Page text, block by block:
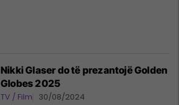
Nikki Glaser do të prezantojë Golden
Globes 2025
TV / Film 30/08/2024